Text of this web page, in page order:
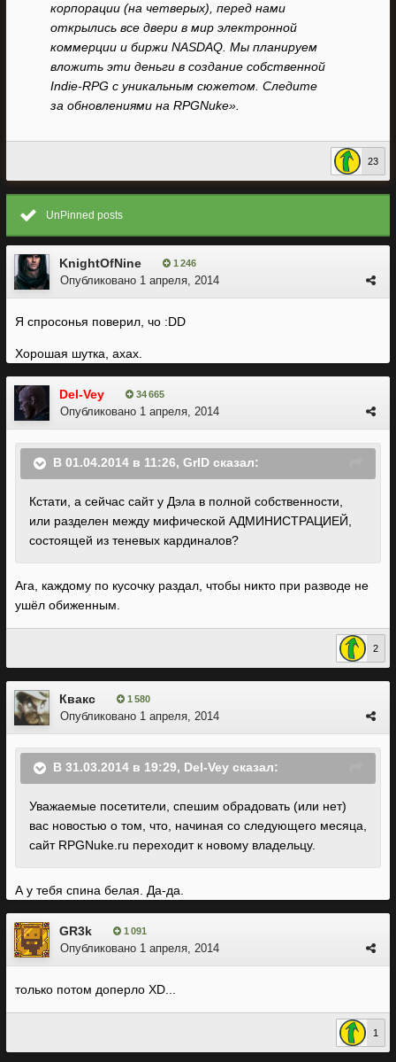
корпорации (на четверых), перед нами
открылись все двери в мир электронной
коммерции и биржи NASDAQ. Мы планируем
вложить эти деньги в создание собственной
Indie-RPG с уникальным сюжетом. Следите
за обновлениями на RPGNuke».
23
UnPinned posts
KnightOfNine 1 246
Опубликовано 1 апреля, 2014
Я спросонья поверил, чо :DD
Хорошая шутка, ахах.
Del-Vey 34 665
Опубликовано 1 апреля, 2014
В 01.04.2014 в 11:26, GrID сказал:
Кстати, а сейчас сайт у Дэла в полной собственности,
или разделен между мифической АДМИНИСТРАЦИЕЙ,
состоящей из теневых кардиналов?
Ага, каждому по кусочку раздал, чтобы никто при разводе не
ушёл обиженным.
2
Квакс 1 580
Опубликовано 1 апреля, 2014
В 31.03.2014 в 19:29, Del-Vey сказал:
Уважаемые посетители, спешим обрадовать (или нет)
вас новостью о том, что, начиная со следующего месяца,
сайт RPGNuke.ru переходит к новому владельцу.
А у тебя спина белая. Да-да.
GR3k 1 091
Опубликовано 1 апреля, 2014
только потом доперло XD...
1